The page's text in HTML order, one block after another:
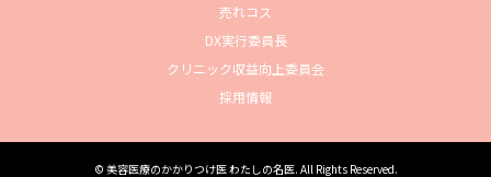
売れコス
DX実行委員長
クリニック収益向上委員会
採用情報
© 美容医療のかかりつけ医 わたしの名医. All Rights Reserved.